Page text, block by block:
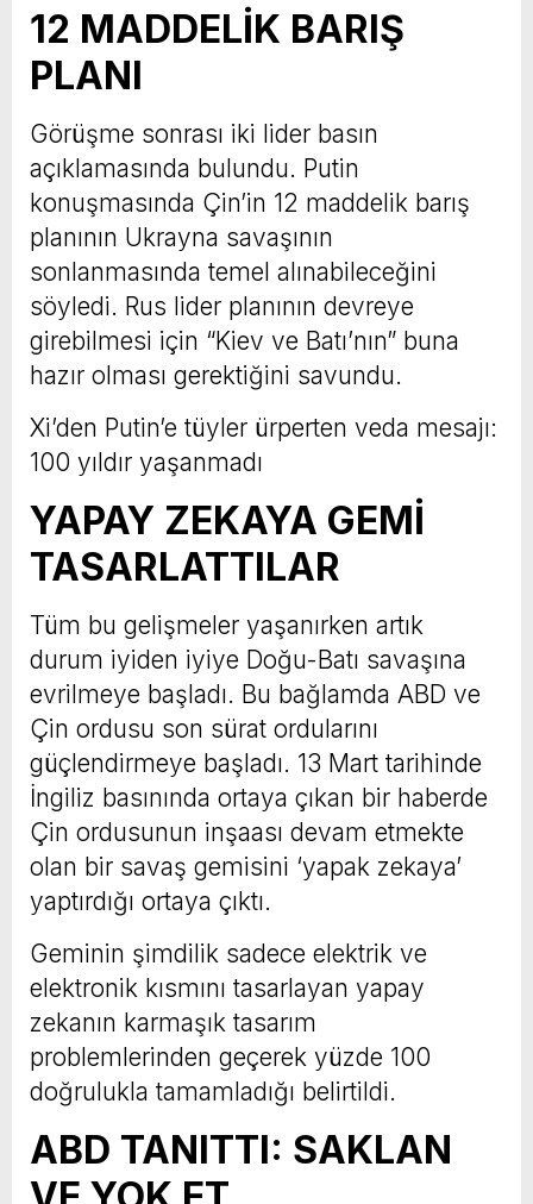
12 MADDELİK BARIŞ
PLANI
Görüşme sonrası iki lider basın
açıklamasında bulundu. Putin
konuşmasında Çin’in 12 maddelik barış
planının Ukrayna savaşının
sonlanmasında temel alınabileceğini
söyledi. Rus lider planının devreye
girebilmesi için “Kiev ve Batı’nın” buna
hazır olması gerektiğini savundu.
Xi’den Putin’e tüyler ürperten veda mesajı:
100 yıldır yaşanmadı
YAPAY ZEKAYA GEMİ
TASARLATTILAR
Tüm bu gelişmeler yaşanırken artık
durum iyiden iyiye Doğu-Batı savaşına
evrilmeye başladı. Bu bağlamda ABD ve
Çin ordusu son sürat ordularını
güçlendirmeye başladı. 13 Mart tarihinde
İngiliz basınında ortaya çıkan bir haberde
Çin ordusunun inşaası devam etmekte
olan bir savaş gemisini ‘yapak zekaya’
yaptırdığı ortaya çıktı.
Geminin şimdilik sadece elektrik ve
elektronik kısmını tasarlayan yapay
zekanın karmaşık tasarım
problemlerinden geçerek yüzde 100
doğrulukla tamamladığı belirtildi.
ABD TANITTI: SAKLAN